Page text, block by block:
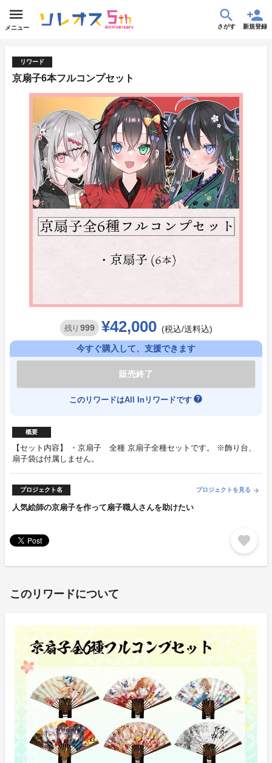
メニュー さがす 新規登録
リワード
京扇子6本フルコンプセット
残り 999 ¥42,000 (税込/送料込)
今すぐ購入して、支援できます
販売終了
このリワードはAll Inリワードです help
概要
【セット内容】 ・京扇子 全種 京扇子全種セットです。 ※飾り台、
扇子袋は付属しません。
プロジェクト名 プロジェクトを見る arrow_forward
人気絵師の京扇子を作って扇子職人さんを助けたい
favorite
このリワードについて